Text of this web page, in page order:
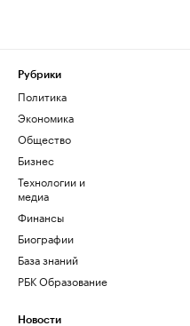
Рубрики
Политика
Экономика
Общество
Бизнес
Технологии и
медиа
Финансы
Биографии
База знаний
РБК Образование
Новости